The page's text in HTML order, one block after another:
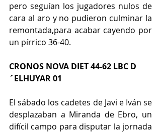
pero seguían los jugadores nulos de
cara al aro y no pudieron culminar la
remontada,para acabar cayendo por
un pírrico 36-40.
CRONOS NOVA DIET 44-62 LBC D
´ELHUYAR 01
El sábado los cadetes de Javi e Iván se
desplazaban a Miranda de Ebro, un
difícil campo para disputar la jornada